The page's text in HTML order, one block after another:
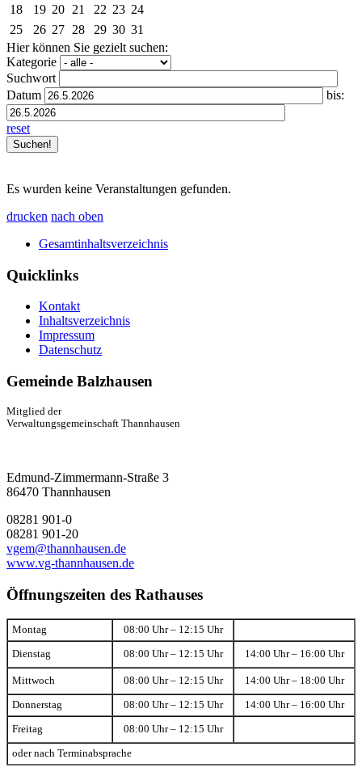
18
19 20 21 22 23 24
25
26 27 28 29 30 31
Hier können Sie gezielt suchen:
Kategorie
Suchwort
Datum
bis:
reset
Es wurden keine Veranstaltungen gefunden.
drucken nach oben
Gesamtinhaltsverzeichnis
Quicklinks
Kontakt
Inhaltsverzeichnis
Impressum
Datenschutz
Gemeinde Balzhausen
Mitglied der
Verwaltungsgemeinschaft Thannhausen
Edmund-Zimmermann-Straße 3
86470 Thannhausen
08281 901-0
08281 901-20
vgem@thannhausen.de
www.vg-thannhausen.de
Öffnungszeiten des Rathauses
Montag 08:00 Uhr – 12:15 Uhr
Dienstag 08:00 Uhr – 12:15 Uhr 14:00 Uhr – 16:00 Uhr
Mittwoch 08:00 Uhr – 12:15 Uhr 14:00 Uhr – 18:00 Uhr
Donnerstag 08:00 Uhr – 12:15 Uhr 14:00 Uhr – 16:00 Uhr
Freitag 08:00 Uhr – 12:15 Uhr
oder nach Terminabsprache